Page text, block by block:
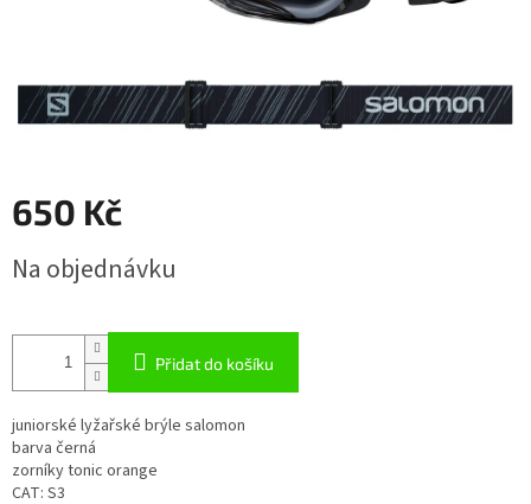
650 Kč
cena:
Na objednávku
Přidat do košíku
juniorské lyžařské brýle salomon
barva černá
zorníky tonic orange
CAT: S3